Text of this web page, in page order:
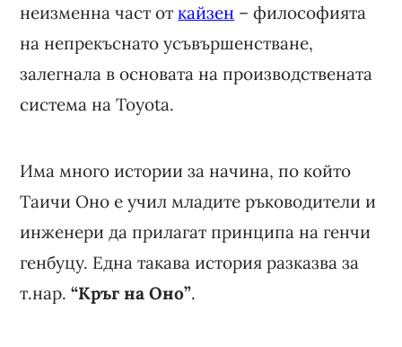
неизменна част откайзен – философията
на непрекъснато усъвършенстване,
залегнала в основата на производствената
система на Toyota.
Има много истории за начина, по който
Таичи Оно е учил младите ръководители и
инженери да прилагат принципа на генчи
генбуцу. Една такава история разказва за
т.нар.“Кръг на Оно”.